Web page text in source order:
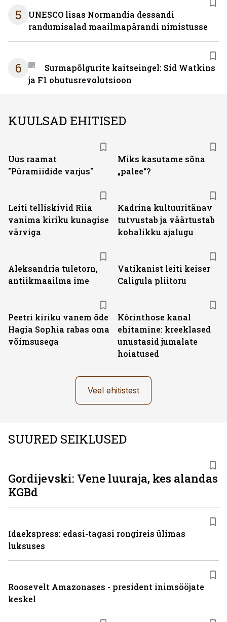
5
UNESCO lisas Normandia dessandi
randumisalad maailmapärandi nimistusse
6
Surmapõlgurite kaitseingel: Sid Watkins
ja F1 ohutusrevolutsioon
KUULSAD EHITISED
Uus raamat
"Püramiidide varjus"
Miks kasutame sõna
„palee“?
Leiti telliskivid Riia
vanima kiriku kunagise
värviga
Kadrina kultuuritänav
tutvustab ja väärtustab
kohalikku ajalugu
Aleksandria tuletorn,
antiikmaailma ime
Vatikanist leiti keiser
Caligula pliitoru
Peetri kiriku vanem õde
Hagia Sophia rabas oma
võimsusega
Kórinthose kanal
ehitamine: kreeklased
unustasid jumalate
hoiatused
Veel ehitistest
SUURED SEIKLUSED
Gordijevski: Vene luuraja, kes alandas
KGBd
Idaekspress: edasi-tagasi rongireis ülimas
luksuses
Roosevelt Amazonases - president inimsööjate
keskel